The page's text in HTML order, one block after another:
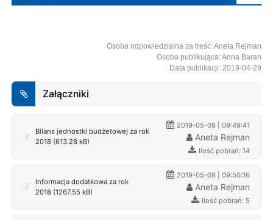
Osoba odpowiedzialna za treść: Aneta Rejman
Osoba publikująca: Anna Baran
Data publikacji: 2019-04-29
Załączniki
Bilans jednostki budżetowej za rok
2018 (613.28 kB)
2019-05-08 | 09:49:41
Aneta Rejman
Ilość pobrań: 14
Informacja dodatkowa za rok
2018 (1267.55 kB)
2019-05-08 | 09:50:16
Aneta Rejman
Ilość pobrań: 5